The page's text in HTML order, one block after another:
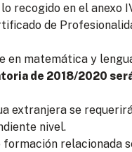
recogido en el anexo
de
en matemática y
de 2018/2020
extranjera se
nivel.
relacionada